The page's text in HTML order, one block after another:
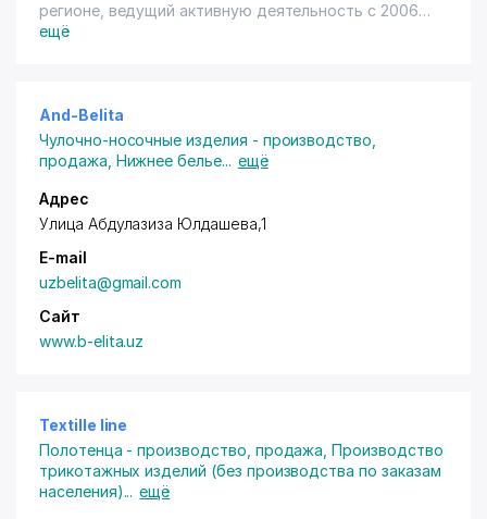
регионе, ведущий активную деятельность с 2006
года. Компания за долгие годы работы
деятельность производителя обусловлена
высокими стандартами качества, использованием
новейших технологий в производстве,
сотрудничеством с проверенными партнерами, а
также безусловным контролем качества
выпускаемой продукции.
Миссия компании OOO «Fazo Group» – увеличить
долю экспорта, которая приходится на
прочнее закрепить статус нашей республики как
передового поставщика текстильной продукции на
ещё
And-Belita
Чулочно-носочные изделия - производство,
продажа Нижнее белье... ещё
Адрес
Улица Абдулазиза Юлдашева,1
E-mail
uzbelita@gmail.com
Сайт
www.b-elita.uz
Textille line
Полотенца - производство, продажа ,Производство
трикотажных изделий (без производства по заказам
населения)... ещё